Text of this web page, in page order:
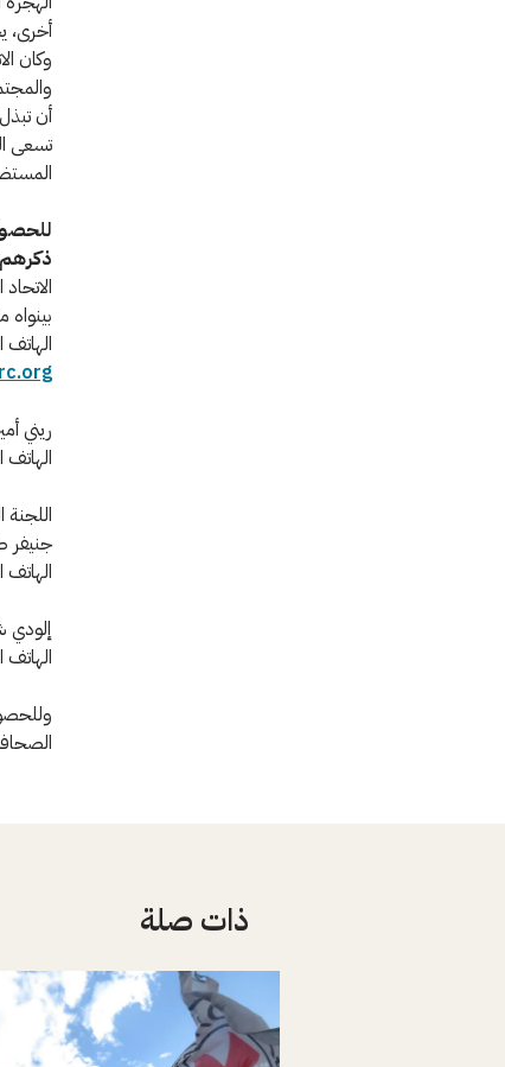
أخرى،
وكان
أن
تسعى
بينواه
الهاتف المحمول: +41
ريني
الهاتف المحمول: +41
اللجنة
جنيفر
الهاتف المحمول: +41
إلودي
الهاتف المحمول: +41
ذات صلة